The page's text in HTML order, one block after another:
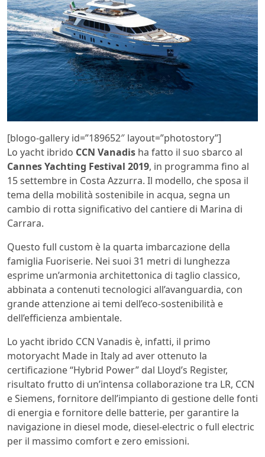
[blogo-gallery id=”189652″ layout=”photostory”]
Lo yacht ibrido CCN Vanadis ha fatto il suo sbarco al
Cannes Yachting Festival 2019, in programma fino al
15 settembre in Costa Azzurra. Il modello, che sposa il
tema della mobilità sostenibile in acqua, segna un
cambio di rotta significativo del cantiere di Marina di
Carrara.
Questo full custom è la quarta imbarcazione della
famiglia Fuoriserie. Nei suoi 31 metri di lunghezza
esprime un’armonia architettonica di taglio classico,
abbinata a contenuti tecnologici all’avanguardia, con
grande attenzione ai temi dell’eco-sostenibilità e
dell’efficienza ambientale.
Lo yacht ibrido CCN Vanadis è, infatti, il primo
motoryacht Made in Italy ad aver ottenuto la
certificazione “Hybrid Power” dal Lloyd’s Register,
risultato frutto di un’intensa collaborazione tra LR, CCN
e Siemens, fornitore dell’impianto di gestione delle fonti
di energia e fornitore delle batterie, per garantire la
navigazione in diesel mode, diesel-electric o full electric
per il massimo comfort e zero emissioni.